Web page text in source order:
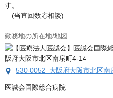
す。
(当直回数応相談)
勤務地の所在地/地図
530-0052 大阪府大阪市北区南
医誠会国際総合病院